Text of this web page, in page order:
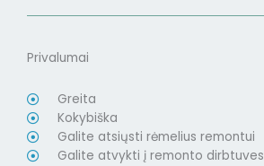
Privalumai
Greita
Kokybiška
Galite atsiųsti rėmelius remontui
Galite atvykti į remonto dirbtuves